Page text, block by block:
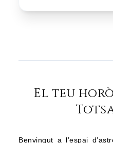
El teu
Benvingut a l’espai